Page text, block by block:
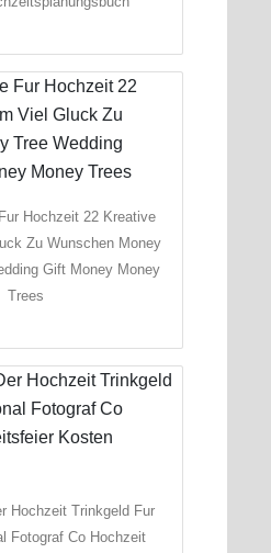
Hochzeit 22 Kreative
Zu Wunschen Money
Gift Money Money
Trees
Hochzeit Trinkgeld Fur
Fotograf Co Hochzeit